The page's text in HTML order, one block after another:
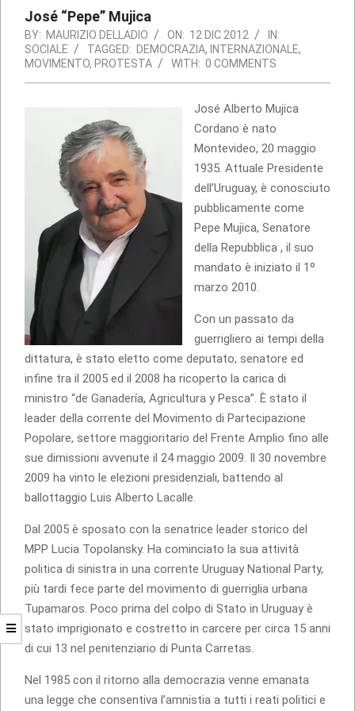
José “Pepe” Mujica
BY: MAURIZIO DELLADIO ON: 12 DIC 2012
IN:
SOCIALE
TAGGED: DEMOCRAZIA, INTERNAZIONALE,
MOVIMENTO, PROTESTA WITH: 0 COMMENTS
José Alberto Mujica
Cordano è nato
Montevideo, 20 maggio
1935. Attuale Presidente
dell’Uruguay, è conosciuto
pubblicamente come
Pepe Mujica, Senatore
della Repubblica , il suo
mandato è iniziato il 1º
marzo 2010.
Con un passato da
guerrigliero ai tempi della
dittatura, è stato eletto come deputato, senatore ed
infine tra il 2005 ed il 2008 ha ricoperto la carica di
ministro “de Ganadería, Agricultura y Pesca”. È stato il
leader della corrente del Movimento di Partecipazione
Popolare, settore maggioritario del Frente Amplio fino alle
sue dimissioni avvenute il 24 maggio 2009. Il 30 novembre
2009 ha vinto le elezioni presidenziali, battendo al
ballottaggio Luis Alberto Lacalle.
Dal 2005 è sposato con la senatrice leader storico del
MPP Lucia Topolansky. Ha cominciato la sua attività
politica di sinistra in una corrente Uruguay National Party,
più tardi fece parte del movimento di guerriglia urbana
Tupamaros. Poco prima del colpo di Stato in Uruguay è
stato imprigionato e costretto in carcere per circa 15 anni
di cui 13 nel penitenziario di Punta Carretas.
Nel 1985 con il ritorno alla democrazia venne emanata
una legge che consentiva l’amnistia a tutti i reati politici e